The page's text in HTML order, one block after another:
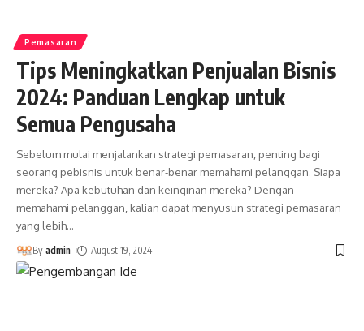
Pemasaran
Tips Meningkatkan Penjualan Bisnis
2024: Panduan Lengkap untuk
Semua Pengusaha
Sebelum mulai menjalankan strategi pemasaran, penting bagi
seorang pebisnis untuk benar-benar memahami pelanggan. Siapa
mereka? Apa kebutuhan dan keinginan mereka? Dengan
memahami pelanggan, kalian dapat menyusun strategi pemasaran
yang lebih…
By admin August 19, 2024